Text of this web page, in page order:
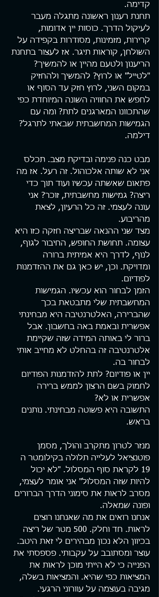
קדימה.
תחנת רענון ראשונה מתגלה מעבר
לעיקול הדרך. כוסות יין אדומות,
קרירות, מזמינות, מסודרות בקפידה על
השולחן, קוראות תיגר. אז לעצור בתחנת
הריענון ולטעם מהיין או להמשיך?
"לטייל" או לרוץ? להמשיך ולהחזיק
במקום השני, לרוץ חזק עד הסוף או
לחפש את החוויה השונה המיוחדת כפי
שהתכוונו המארגנים לתת? ומה עם
הגמישות המחשבתית שבאתי לתרגל?
דילמה.
מבט כנה פנימה ובדיקת מצב. תכלס
אני לא שותה אלכוהול. זה רעל. אז מה
פתאום שאשתה עכשיו ועוד תוך כדי
ריצה? גמישות מחשבתית, זוכר? אני
עונה לעצמי. זה כל הרעיון, לצאת
מהריבוע.
מצד שני ההנאה שבריצה חזקה כזו היא
עצומה. תחושת החופש, החיבור לגוף,
לנוף, לדרך היא אמיתית ברורה
ומדויקת. וכן, יש כאן גם את ההזדמנות
לפודיום.
הזמן לבחור הוא עכשיו. הגמישות
המחשבתית שלי מתבטאת בכך
שהברירה, האלטרנטיבה היא מבחינתי
אפשרית ובאמת באה בחשבון. אבל
ברור לי באותה המידה שזה שקיימת
אלטרנטיבה זה בהחלט לא מחייב אותי
לבחור בה.
יין או פודיום? לתת להזדמנות הפודיום
לחמוק בשם הרצון לממש ברירה
אפשרית או לא?
התשובה היא פשוטה מבחינתי. נותנים
בראש.
מנזר לטרון מתקרב והולך, מסמן
פוטנציאל לעלייה תלולה בקילומטר ה
19 לקראת סוף המסלול. "לא יכול
להיות שזה המסלול" אני אומר לעצמי,
מסרב לראות את סימוני הדרך הברורים
ופונה שמאלה.
אנחנו רואים את מה שאנחנו רוצים
לראות. חד וחלק. 500 מטר של ריצה
בכיוון הלא נכון מבהירים לי זאת היטב.
עוצר ומסתובב על עקבותי. פספסתי את
הפנייה כי לא הייתי מוכן לראות את
המציאות כפי שהיא. והמציאות בשלה,
מגיבה בעוצמה על עוורוני הרגעי.